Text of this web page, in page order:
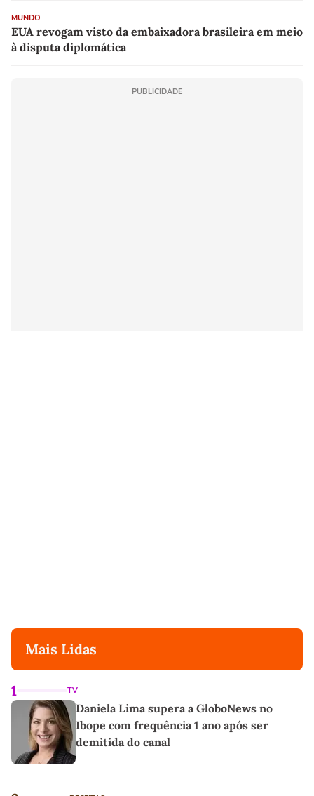
MUNDO
EUA revogam visto da embaixadora brasileira em meio
à disputa diplomática
PUBLICIDADE
Mais Lidas
1 TV
Daniela Lima supera a GloboNews no
Ibope com frequência 1 ano após ser
demitida do canal